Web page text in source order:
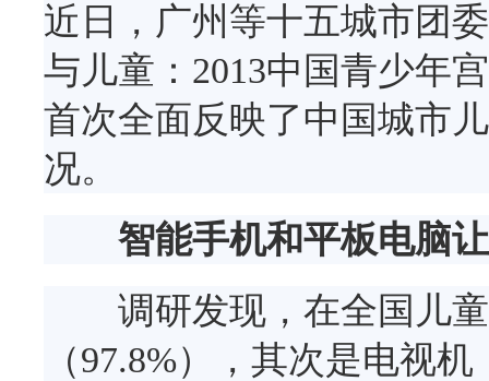
近日，广州等十五城市团
与儿童：2013中国青少年
首次全面反映了中国城市
况。
智能手机和平板电脑
调研发现，在全国儿童
（97.8%），其次是电视